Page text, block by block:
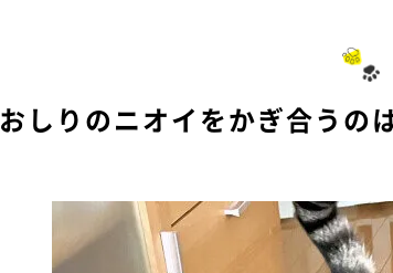
おしりのニオイをかぎ合うの